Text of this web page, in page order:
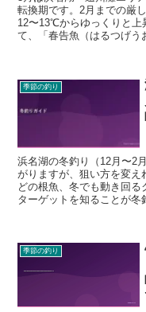
転換期です。2月までの厳
12〜13℃からゆっくりと上
て、「春告魚（はるつげ
季節の釣り
浜名湖の冬釣り（12月〜2
がりますが、狙い方を変え
どの根魚、冬でも動き回
ターゲットを知ることが冬
季節の釣り